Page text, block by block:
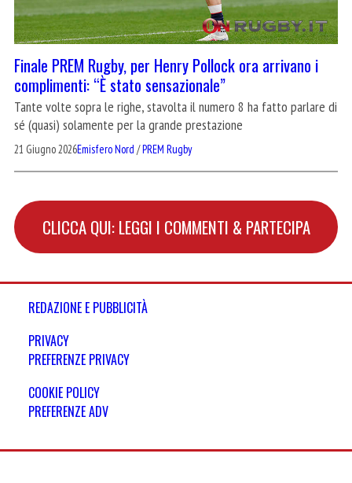
Finale PREM Rugby, per Henry Pollock ora arrivano i
complimenti: “È stato sensazionale”
Tante volte sopra le righe, stavolta il numero 8 ha fatto parlare di
sé (quasi) solamente per la grande prestazione
21 Giugno 2026Emisfero Nord /PREM Rugby
CLICCA QUI: LEGGI I COMMENTI & PARTECIPA
REDAZIONE E PUBBLICITÀ
PRIVACY
PREFERENZE PRIVACY
COOKIE POLICY
PREFERENZE ADV